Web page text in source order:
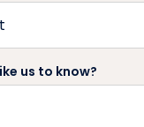
us to know?